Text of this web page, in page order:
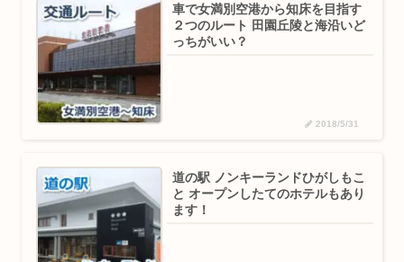
車で女満別空港から知床を目指す
２つのルート 田園丘陵と海沿いど
っちがいい？
2018/5/31
道の駅 ノンキーランドひがしもこ
と オープンしたてのホテルもあり
ます！